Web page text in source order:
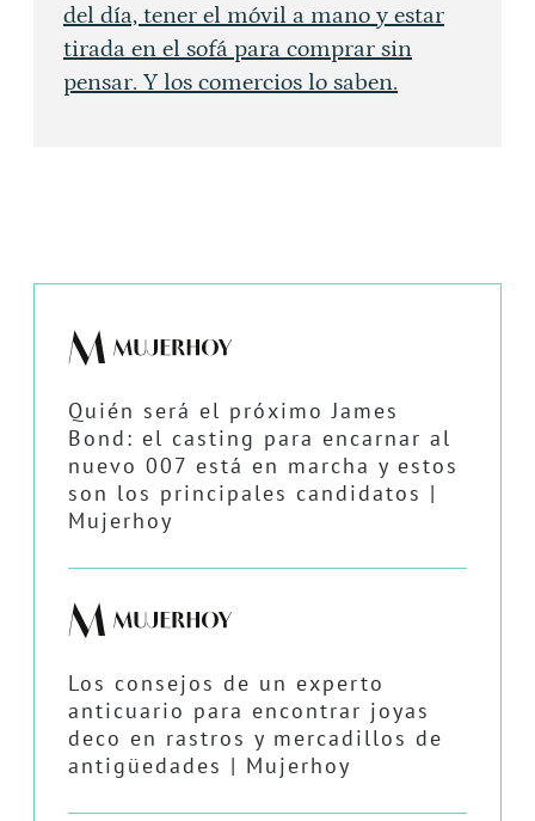
del día, tener el móvil a mano y estar
tirada en el sofá para comprar sin
pensar. Y los comercios lo saben.
Quién será el próximo James
Bond: el casting para encarnar al
nuevo 007 está en marcha y estos
son los principales candidatos |
Mujerhoy
Los consejos de un experto
anticuario para encontrar joyas
deco en rastros y mercadillos de
antigüedades | Mujerhoy